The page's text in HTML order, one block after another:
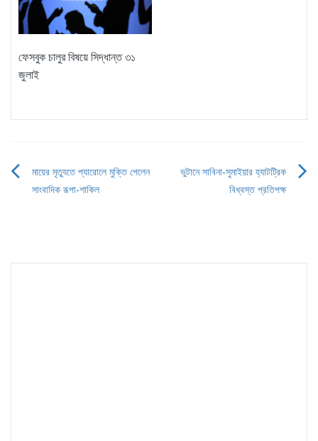
ফেসবুক চালুর বিষয়ে সিদ্ধান্ত ৩১
জুলাই
Post
মায়ের মৃত্যুতে প্যারোলে মুক্তি পেলেন
সাংবাদিক রূপা-শাকিল
ভুটানে সাবিনা-সুমাইয়ার হ্যাটট্রিক
বিধ্বস্ত প্রতিপক্ষ